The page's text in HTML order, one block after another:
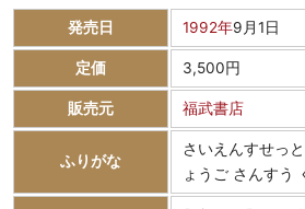
発売日 1992年9月1日
定価 3,500円
販売元 福武書店
ふりがな
さいえんすせっ
ょうご さんすう